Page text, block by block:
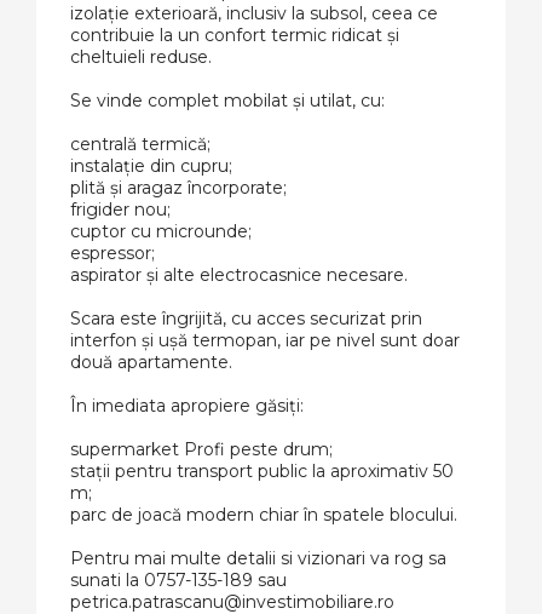
izolație exterioară, inclusiv la subsol, ceea ce
contribuie la un confort termic ridicat și
cheltuieli reduse.
Se vinde complet mobilat și utilat, cu:
centrală termică;
instalație din cupru;
plită și aragaz încorporate;
frigider nou;
cuptor cu microunde;
espressor;
aspirator și alte electrocasnice necesare.
Scara este îngrijită, cu acces securizat prin
interfon și ușă termopan, iar pe nivel sunt doar
două apartamente.
În imediata apropiere găsiți:
supermarket Profi peste drum;
stații pentru transport public la aproximativ 50
m;
parc de joacă modern chiar în spatele blocului.
Pentru mai multe detalii si vizionari va rog sa
sunati la 0757-135-189 sau
petrica.patrascanu@investimobiliare.ro